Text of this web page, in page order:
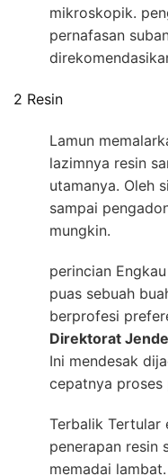
mikroskopik.
pernafasan
2 Resin
Lamun
lazimnya resin
utamanya. Oleh
sampai
mungkin.
perincian
puas sebuah
berprofesi
Direktorat
Ini mendesak
cepatnya proses
Terbalik Tertular
penerapan resin
memadai